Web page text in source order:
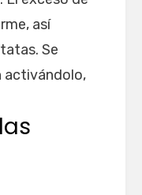
así
Se
activándolo,